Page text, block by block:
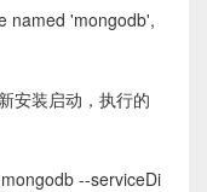
named 'mongodb',
安装启动，执行的
--serviceDi